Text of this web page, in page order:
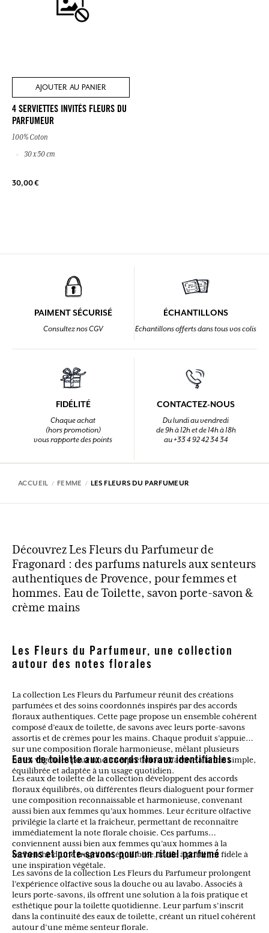
AJOUTER AU PANIER
4 SERVIETTES INVITÉS FLEURS DU
PARFUMEUR
100% Coton
30 x 50 cm
30,00 €
PAIMENT SÉCURISÉ
Consultez nos CGV
ÉCHANTILLONS
Echantillons offerts dans tous vos colis
FIDÉLITÉ
Chaque achat
(hors promotion)
vous rapporte des points
CONTACTEZ-NOUS
Du lundi au vendredi
de 9h à 12h et de 14h à 18h
au +33 4 92 42 34 34
ACCUEIL FEMME LES FLEURS DU PARFUMEUR
Découvrez Les Fleurs du Parfumeur de
Fragonard : des parfums naturels aux senteurs
authentiques de Provence, pour femmes et
hommes. Eau de Toilette, savon porte-savon &
crème mains
Les Fleurs du Parfumeur, une collection
autour des notes florales
La collection Les Fleurs du Parfumeur réunit des créations
parfumées et des soins coordonnés inspirés par des accords
floraux authentiques. Cette page propose un ensemble cohérent
composé d’eaux de toilette, de savons avec leurs porte-savons
assortis et de crèmes pour les mains. Chaque produit s’appuie
sur une composition florale harmonieuse, mêlant plusieurs
notes végétales pour une interprétation olfactive à la fois simple,
équilibrée et adaptée à un usage quotidien.
Eaux de toilette aux accords floraux identifiables
Les eaux de toilette de la collection développent des accords
floraux équilibrés, où différentes fleurs dialoguent pour former
une composition reconnaissable et harmonieuse, convenant
aussi bien aux femmes qu’aux hommes. Leur écriture olfactive
privilégie la clarté et la fraîcheur, permettant de reconnaître
immédiatement la note florale choisie. Ces parfums
conviennent aussi bien aux femmes qu’aux hommes à la
recherche d’une fragrance équilibrée, facile à porter et fidèle à
une inspiration végétale.
Savons et porte-savons pour un rituel parfumé
Les savons de la collection Les Fleurs du Parfumeur prolongent
l’expérience olfactive sous la douche ou au lavabo. Associés à
leurs porte-savons, ils offrent une solution à la fois pratique et
esthétique pour la toilette quotidienne. Leur parfum s’inscrit
dans la continuité des eaux de toilette, créant un rituel cohérent
autour d’une même senteur florale.